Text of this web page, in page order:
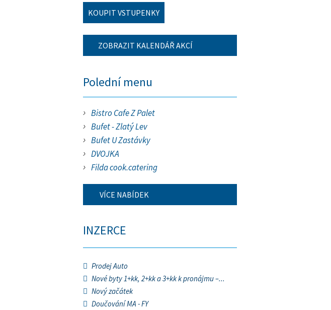
KOUPIT VSTUPENKY
ZOBRAZIT KALENDÁŘ AKCÍ
Polední menu
Bistro Cafe Z Palet
Bufet - Zlatý Lev
Bufet U Zastávky
DVOJKA
Filda cook.catering
VÍCE NABÍDEK
INZERCE
Prodej Auto
Nové byty 1+kk, 2+kk a 3+kk k pronájmu –...
Nový začátek
Doučování MA - FY